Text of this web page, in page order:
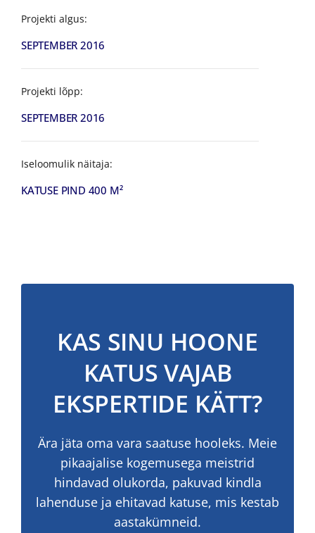
Projekti algus:
SEPTEMBER 2016
Projekti lõpp:
SEPTEMBER 2016
Iseloomulik näitaja:
KATUSE PIND 400 M²
KAS SINU HOONE
KATUS VAJAB
EKSPERTIDE KÄTT?
Ära jäta oma vara saatuse hooleks. Meie
pikaajalise kogemusega meistrid
hindavad olukorda, pakuvad kindla
lahenduse ja ehitavad katuse, mis kestab
aastakümneid.